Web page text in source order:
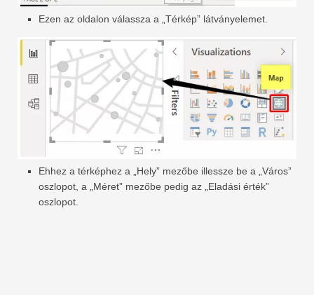
Ezen az oldalon válassza a „Térkép” látványelemet.
Ehhez a térképhez a „Hely” mezőbe illessze be a „Város”
oszlopot, a „Méret” mezőbe pedig az „Eladási érték”
oszlopot.